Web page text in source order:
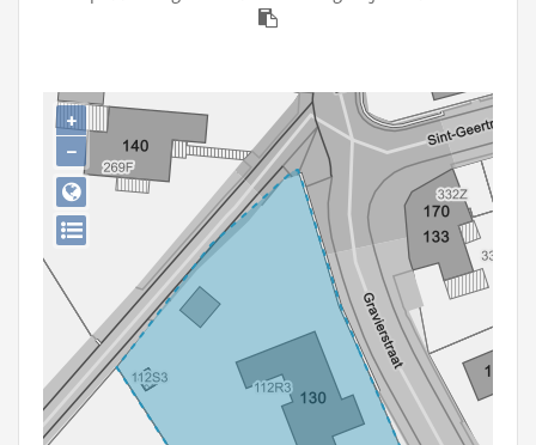
Persoon of collectief
Downloads
Hergebruik
Aanmelden
+
−